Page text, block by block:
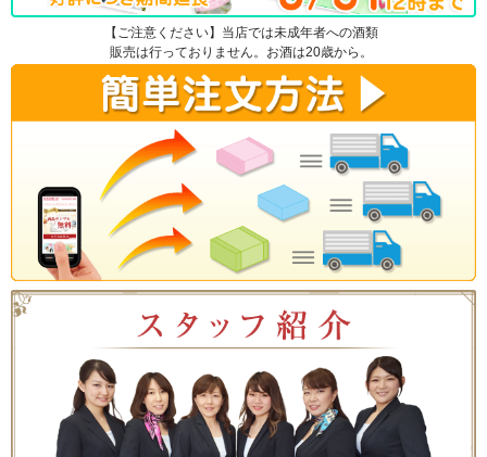
【ご注意ください】当店では未成年者への酒類
販売は行っておりません。お酒は20歳から。